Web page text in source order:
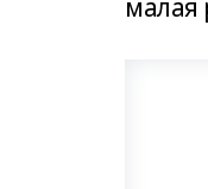
малая